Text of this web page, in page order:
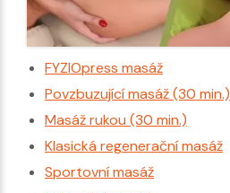
FYZIOpress masáž
Povzbuzující masáž (30 min.)
Masáž rukou (30 min.)
Klasická regenerační masáž
Sportovní masáž